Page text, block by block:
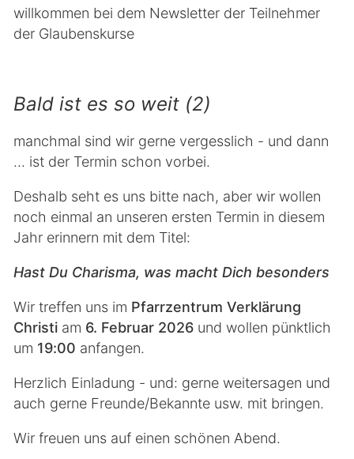
willkommen bei dem Newsletter der Teilnehmer
der Glaubenskurse
Bald ist es so weit (2)
manchmal sind wir gerne vergesslich - und dann
... ist der Termin schon vorbei.
Deshalb seht es uns bitte nach, aber wir wollen
noch einmal an unseren ersten Termin in diesem
Jahr erinnern mit dem Titel:
Hast Du Charisma, was macht Dich besonders
Wir treffen uns im Pfarrzentrum Verklärung
Christi am 6. Februar 2026 und wollen pünktlich
um 19:00 anfangen.
Herzlich Einladung - und: gerne weitersagen und
auch gerne Freunde/Bekannte usw. mit bringen.
Wir freuen uns auf einen schönen Abend.